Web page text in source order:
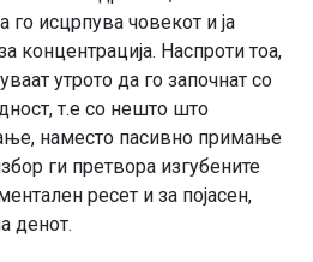
го исцрпува човекот и ја
концентрација. Наспроти тоа,
утрото да го започнат со
т.е со нешто што
наместо пасивно примање
ги претвора изгубените
ресет и за појасен,
денот.